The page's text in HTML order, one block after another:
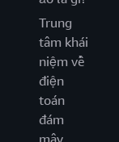
Trung
tâm khái
niệm về
điện
toán
đám